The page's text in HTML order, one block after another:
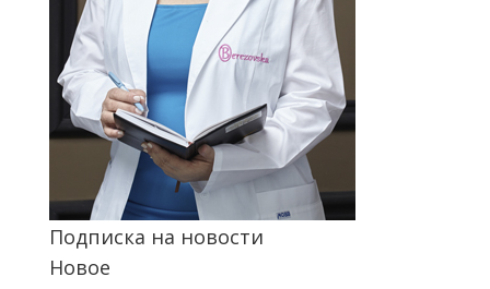
Подписка на новости
Новое